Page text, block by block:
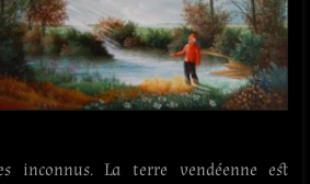
inconnus. La terre vendéenne est